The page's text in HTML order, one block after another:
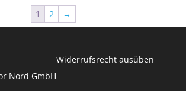
1 2 →
Nord GmbH
Widerrufsrecht ausüben